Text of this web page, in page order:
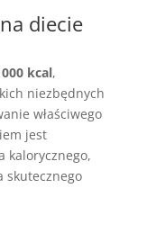
diecie
kcal,
niezbędnych
właściwego
jest
kalorycznego,
skutecznego